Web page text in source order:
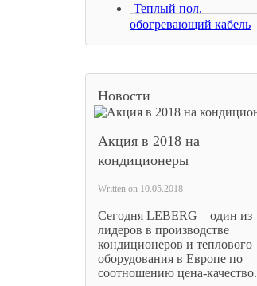
Теплый пол,
обогревающий кабель
Новости
Акция в 2018 на
кондиционеры
Written on 10.05.2018
Сегодня LEBERG – один из
лидеров в производстве
кондиционеров и теплового
оборудования в Европе по
соотношению цена-качество.